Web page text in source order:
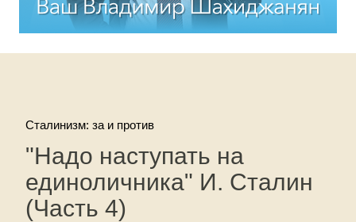
Сталинизм: за и против
"Надо наступать на
единоличника" И. Сталин
(Часть 4)